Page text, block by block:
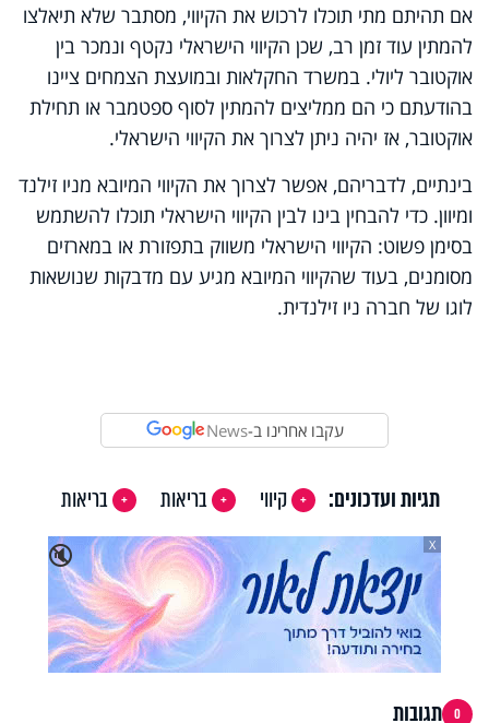
אם תהיתם מתי תוכלו לרכוש את הקיווי, מסתבר שלא תיאלצו
להמתין עוד זמן רב, שכן הקיווי הישראלי נקטף ונמכר בין
אוקטובר ליולי. במשרד החקלאות ובמועצת הצמחים ציינו
בהודעתם כי הם ממליצים להמתין לסוף ספטמבר או תחילת
אוקטובר, אז יהיה ניתן לצרוך את הקיווי הישראלי.
בינתיים, לדבריהם, אפשר לצרוך את הקיווי המיובא מניו זילנד
ומיוון. כדי להבחין בינו לבין הקיווי הישראלי תוכלו להשתמש
בסימן פשוט: הקיווי הישראלי משווק בתפזורת או במארזים
מסומנים, בעוד שהקיווי המיובא מגיע עם מדבקות שנושאות
לוגו של חברה ניו זילנדית.
עקבו אחרינו ב-News
תגיות ועדכונים: קיווי בריאות
בריאות
🔇
X
0 תגובות